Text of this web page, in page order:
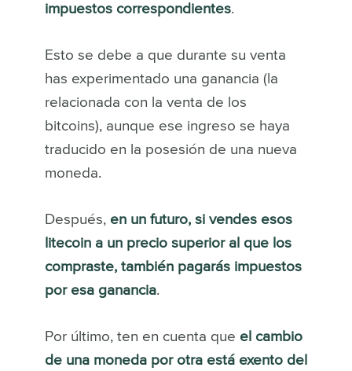
impuestos correspondientes.
Esto se debe a que durante su venta
has experimentado una ganancia (la
relacionada con la venta de los
bitcoins), aunque ese ingreso se haya
traducido en la posesión de una nueva
moneda.
Después, en un futuro, si vendes esos
litecoin a un precio superior al que los
compraste, también pagarás impuestos
por esa ganancia.
Por último, ten en cuenta que el cambio
de una moneda por otra está exento del